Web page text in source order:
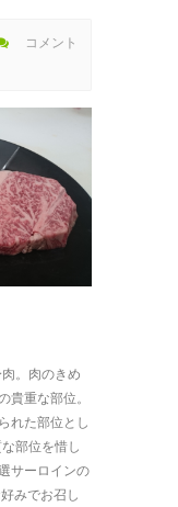
コメント
。肉のきめ
貴重な部位。
れた部位とし
部位を惜し
サーロインの
みでお召し